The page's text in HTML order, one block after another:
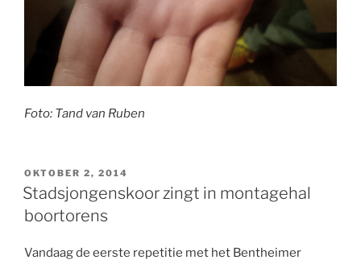
Foto: Tand van Ruben
GEPLAATST
OP
OKTOBER 2, 2014
Stadsjongenskoor zingt in montagehal
boortorens
Vandaag de eerste repetitie met het Bentheimer